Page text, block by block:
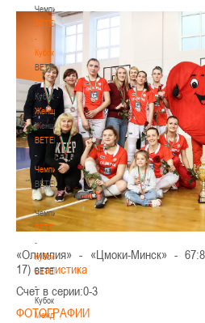
Чемпионат
BETERA
-
Кубок
BETERA
-
Кубок
Женщины
Женщины
BETERA
-
Чемпионат
BETERA
-
Чемпионат
BETERA
-
Кубок
BETERA
-
Кубок
Международный
«Олимпия» - «Цмоки-Минск» -
17) статистика
Счет в серии:0-3
ФОТОГРАФИИ